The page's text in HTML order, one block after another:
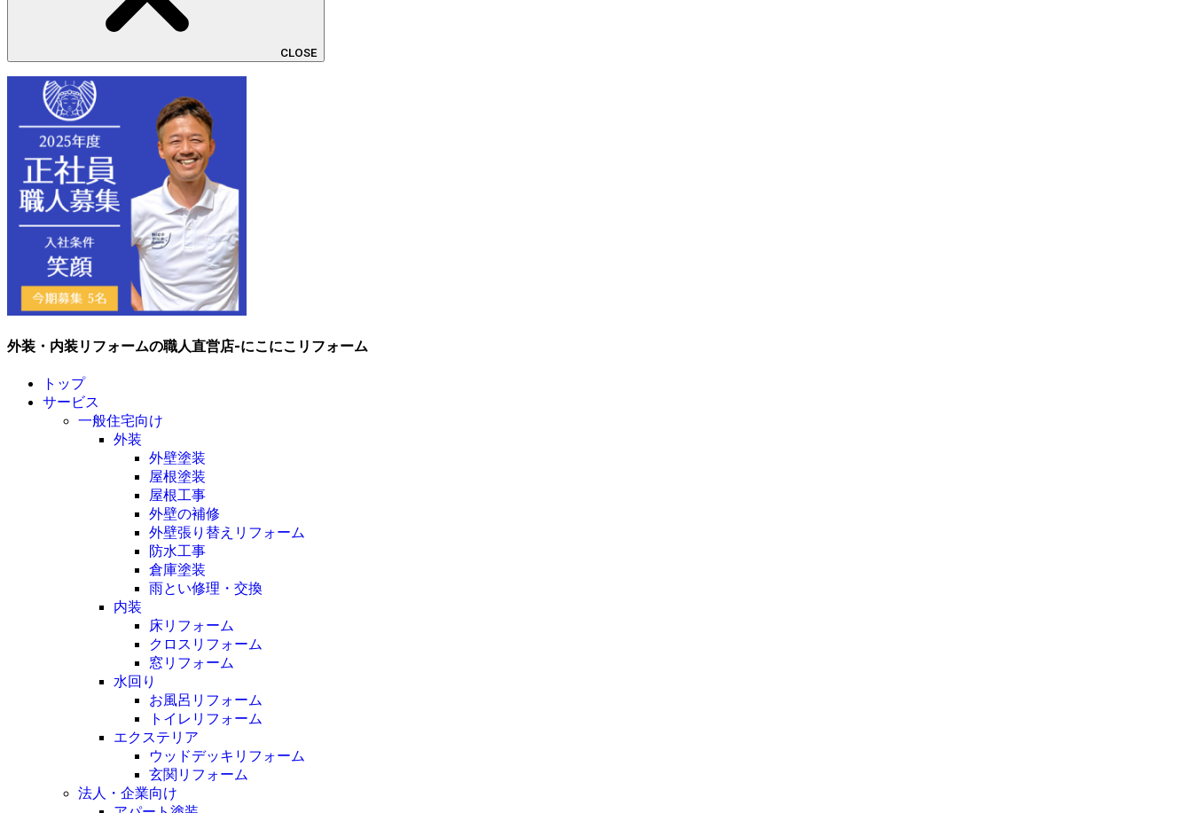
CLOSE
外装・内装リフォームの職人直営店-にこにこリフォーム
トップ
サービス
一般住宅向け
外装
外壁塗装
屋根塗装
屋根工事
外壁の補修
外壁張り替えリフォーム
防水工事
倉庫塗装
雨とい修理・交換
内装
床リフォーム
クロスリフォーム
窓リフォーム
水回り
お風呂リフォーム
トイレリフォーム
エクステリア
ウッドデッキリフォーム
玄関リフォーム
法人・企業向け